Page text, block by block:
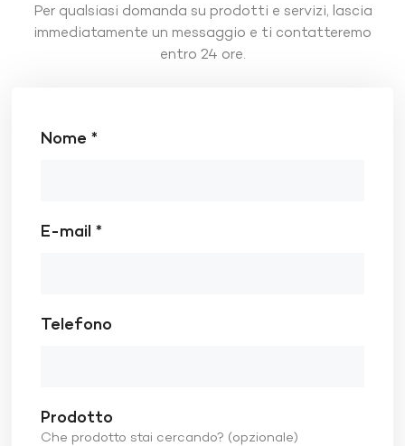
Per qualsiasi domanda su prodotti e servizi, lascia
immediatamente un messaggio e ti contatteremo
entro 24 ore.
Nome *
E-mail *
Telefono
Prodotto
Che prodotto stai cercando? (opzionale)